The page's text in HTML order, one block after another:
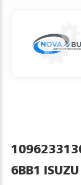
6BB1 ISUZU